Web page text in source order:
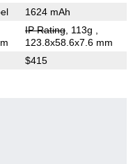
1624 mAh
IP Rating, 113g
123.8x58.6x7.6 mm
$415